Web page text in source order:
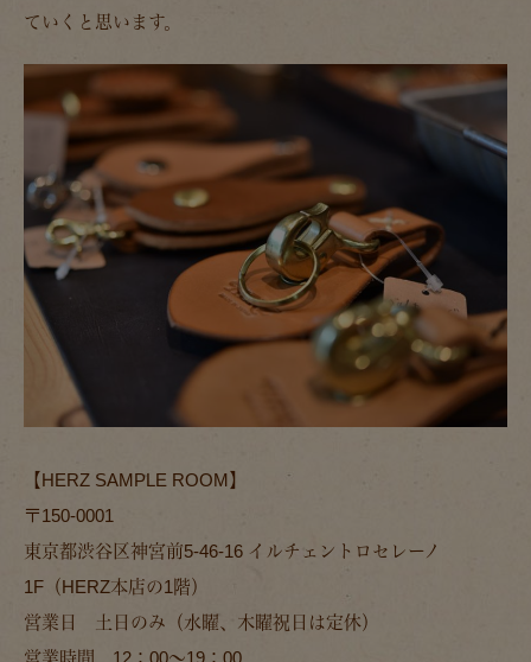
ていくと思います。
【HERZ SAMPLE ROOM】
〒150-0001
東京都渋谷区神宮前5-46-16 イルチェントロセレーノ
1F（HERZ本店の1階）
営業日 土日のみ（水曜、木曜祝日は定休）
営業時間 12：00〜19：00